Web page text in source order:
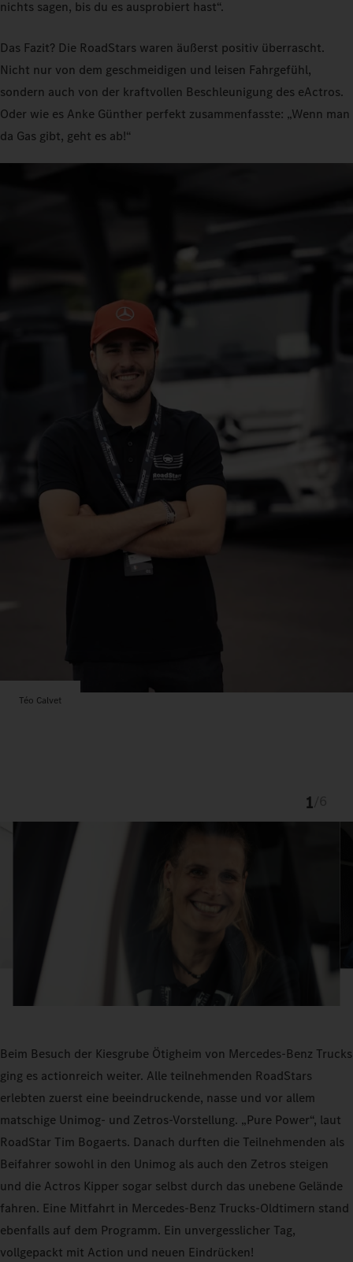
nichts sagen, bis du es ausprobiert hast“.
Das Fazit? Die RoadStars waren äußerst positiv überrascht.
Nicht nur von dem geschmeidigen und leisen Fahrgefühl,
sondern auch von der kraftvollen Beschleunigung des eActros.
Oder wie es Anke Günther perfekt zusammenfasste: „Wenn man
da Gas gibt, geht es ab!“
Téo Calvet
1
Beim Besuch der Kiesgrube Ötigheim von Mercedes-Benz Trucks
ging es actionreich weiter. Alle teilnehmenden RoadStars
erlebten zuerst eine beeindruckende, nasse und vor allem
matschige Unimog- und Zetros-Vorstellung. „Pure Power“, laut
RoadStar Tim Bogaerts. Danach durften die Teilnehmenden als
Beifahrer sowohl in den Unimog als auch den Zetros steigen
und die Actros Kipper sogar selbst durch das unebene Gelände
fahren. Eine Mitfahrt in Mercedes-Benz Trucks-Oldtimern stand
ebenfalls auf dem Programm. Ein unvergesslicher Tag,
vollgepackt mit Action und neuen Eindrücken!